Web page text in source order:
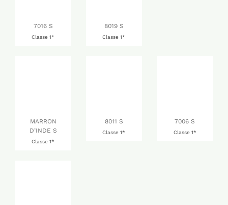
7016 S
Classe 1*
8019 S
Classe 1*
MARRON
D’INDE S
Classe 1*
8011 S
Classe 1*
7006 S
Classe 1*